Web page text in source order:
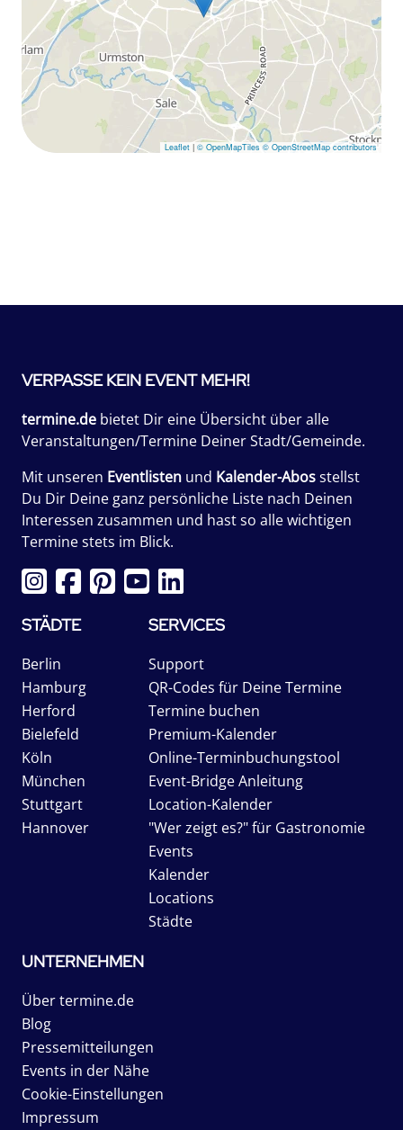
Leaflet | © OpenMapTiles © OpenStreetMap contributors
VERPASSE KEIN EVENT MEHR!
termine.de bietet Dir eine Übersicht über alle
Veranstaltungen/Termine Deiner Stadt/Gemeinde.
Mit unseren Eventlisten und Kalender-Abosstellst
Du Dir Deine ganz persönliche Liste nach Deinen
Interessen zusammen und hast so alle wichtigen
Termine stets im Blick.
STÄDTE
Berlin
Hamburg
Herford
Bielefeld
Köln
München
Stuttgart
Hannover
SERVICES
Support
QR-Codes für Deine Termine
Termine buchen
Premium-Kalender
Online-Terminbuchungstool
Event-Bridge Anleitung
Location-Kalender
"Wer zeigt es?" für Gastronomie
Events
Kalender
Locations
Städte
UNTERNEHMEN
Über termine.de
Blog
Pressemitteilungen
Events in der Nähe
Cookie-Einstellungen
Impressum